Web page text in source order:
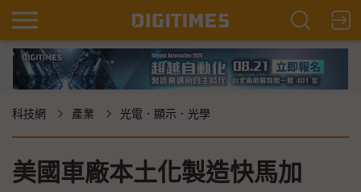
科技網 產業 光電．顯示．光學
美國車廠本土化製造快馬加